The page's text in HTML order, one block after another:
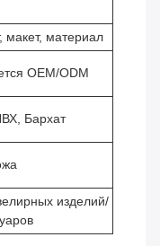
макет, материал
OEM/ODM
Бархат
изделий/